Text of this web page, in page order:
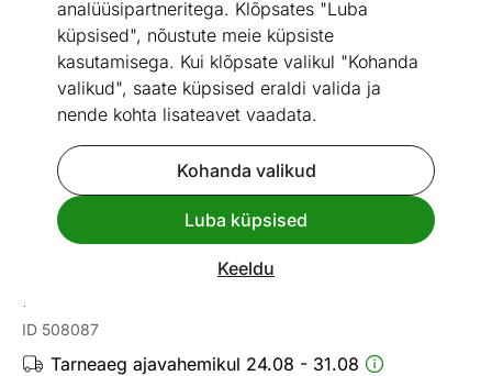
analüüsipartneritega. Klõpsates "Luba
küpsised", nõustute meie küpsiste
kasutamisega. Kui klõpsate valikul "Kohanda
valikud", saate küpsised eraldi valida ja
nende kohta lisateavet vaadata.
Kohanda valikud
Luba küpsised
Keeldu
Vaata sarnaseid
Kummut Leo 160 cm
ID 508087
Tarneaeg ajavahemikul 24.08 - 31.08